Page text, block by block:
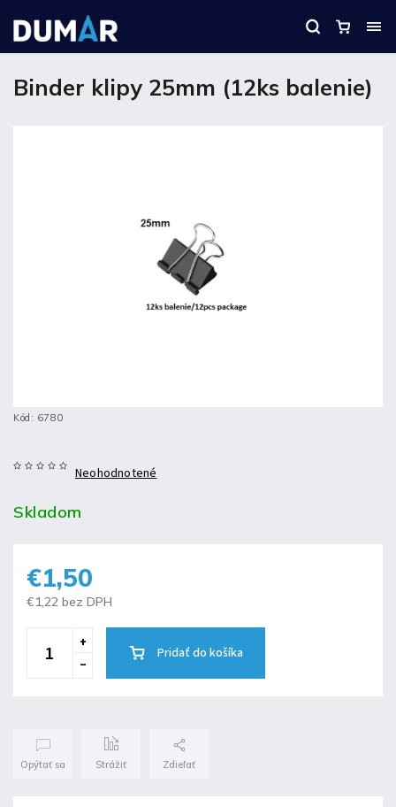
Binder klipy 25mm (12ks balenie)
Kód: 6780
Neohodnotené
Skladom
€1,50
€1,22 bez DPH
Pridať do košíka
Opýtať sa Strážiť Zdieľať